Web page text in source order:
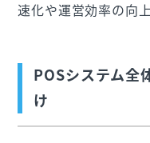
速化や運営効率の向
POSシステム全
け